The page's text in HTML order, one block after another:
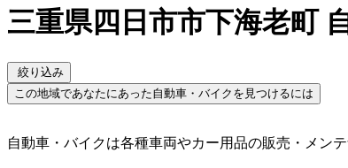
三重県四日市市下海老町
絞り込み
この地域であなたにあった自動車・バイクを見つけるには
自動車・バイクは各種車両やカー用品の販売・メン